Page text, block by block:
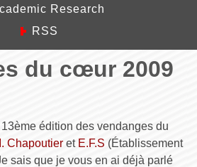
Research
RSS
du cœur 2009
édition des vendanges du
Chapoutier et E.F.S (Établissement
sais que je vous en ai déjà parlé